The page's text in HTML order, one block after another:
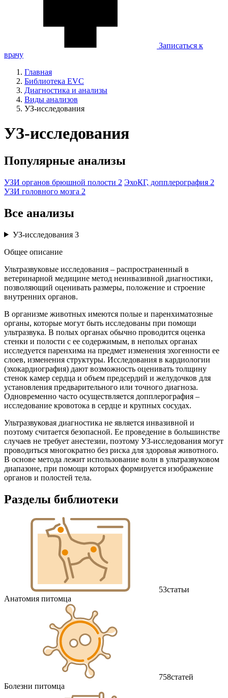
Записаться к
врачу
Главная
Библиотека EVC
Диагностика и анализы
Виды анализов
УЗ-исследования
УЗ-исследования
Популярные анализы
УЗИ органов брюшной полости 2 ЭхоКГ, допплерография 2
УЗИ головного мозга 2
Все анализы
УЗ-исследования 3
Общее описание
Ультразвуковые исследования – распространенный в
ветеринарной медицине метод неинвазивной диагностики,
позволяющий оценивать размеры, положение и строение
внутренних органов.
В организме животных имеются полые и паренхиматозные
органы, которые могут быть исследованы при помощи
ультразвука. В полых органах обычно проводится оценка
стенки и полости с ее содержимым, в неполых органах
исследуется паренхима на предмет изменения эхогенности ее
слоев, изменения структуры. Исследования в кардиологии
(эхокардиография) дают возможность оценивать толщину
стенок камер сердца и объем предсердий и желудочков для
установления предварительного или точного диагноза.
Одновременно часто осуществляется допплерография –
исследование кровотока в сердце и крупных сосудах.
Ультразвуковая диагностика не является инвазивной и
поэтому считается безопасной. Ее проведение в большинстве
случаев не требует анестезии, поэтому УЗ-исследования могут
проводиться многократно без риска для здоровья животного.
В основе метода лежит использование волн в ультразвуковом
диапазоне, при помощи которых формируется изображение
органов и полостей тела.
Разделы библиотеки
53статьи
Анатомия питомца
758статей
Болезни питомца